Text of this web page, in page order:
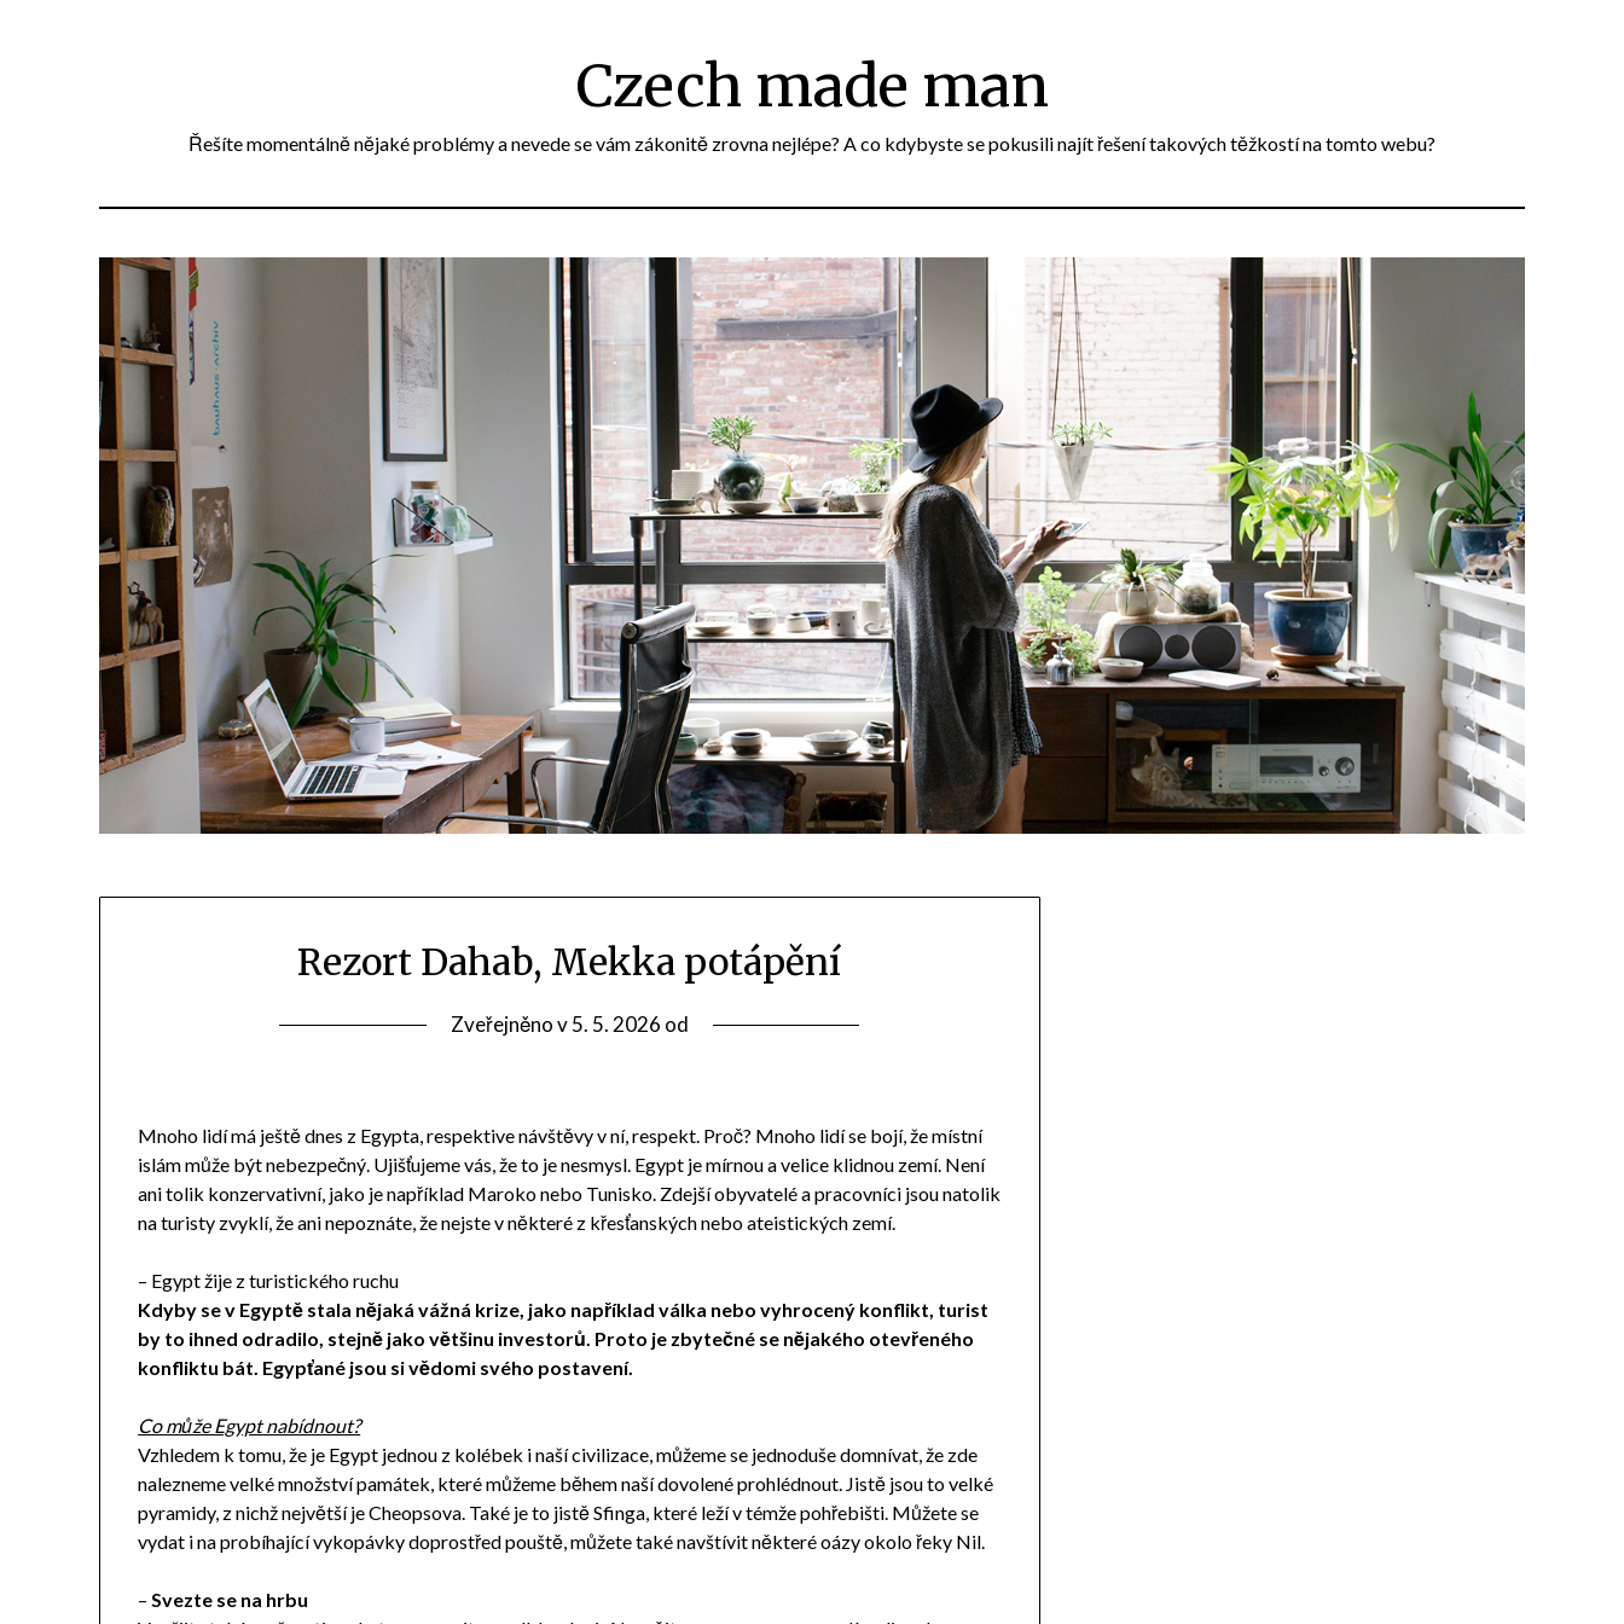
Czech made man
Řešíte momentálně nějaké problémy a nevede se vám zákonitě zrovna nejlépe? A co kdybyste se pokusili najít řešení takových těžkostí na tomto webu?
Rezort Dahab, Mekka potápění
Zveřejněno v5. 5. 2026 od
Mnoho lidí má ještě dnes z Egypta, respektive návštěvy v ní, respekt. Proč? Mnoho lidí se bojí, že místní
islám může být nebezpečný. Ujišťujeme vás, že to je nesmysl. Egypt je mírnou a velice klidnou zemí. Není
ani tolik konzervativní, jako je například Maroko nebo Tunisko. Zdejší obyvatelé a pracovníci jsou natolik
na turisty zvyklí, že ani nepoznáte, že nejste v některé z křesťanských nebo ateistických zemí.
– Egypt žije z turistického ruchu
Kdyby se v Egyptě stala nějaká vážná krize, jako například válka nebo vyhrocený konflikt, turist
by to ihned odradilo, stejně jako většinu investorů. Proto je zbytečné se nějakého otevřeného
konfliktu bát. Egypťané jsou si vědomi svého postavení.
Co může Egypt nabídnout?
Vzhledem k tomu, že je Egypt jednou z kolébek i naší civilizace, můžeme se jednoduše domnívat, že zde
nalezneme velké množství památek, které můžeme během naší dovolené prohlédnout. Jistě jsou to velké
pyramidy, z nichž největší je Cheopsova. Také je to jistě Sfinga, které leží v témže pohřebišti. Můžete se
vydat i na probíhající vykopávky doprostřed pouště, můžete také navštívit některé oázy okolo řeky Nil.
–Svezte se na hrbu